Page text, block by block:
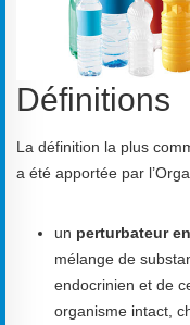
Définitions
La définition la plus
a été apportée par
un perturbateur
mélange de
endocrinien et de
organisme intact,